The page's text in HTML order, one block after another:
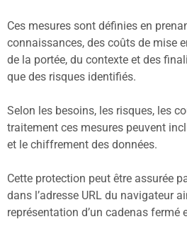
Ces mesures sont définies en
connaissances, des coûts de mise
de la portée, du contexte et des
que des risques identifiés.
Selon les besoins, les risques, les
traitement ces mesures peuvent
et le chiffrement des données.
Cette protection peut être assurée
dans l’adresse URL du navigateur
représentation d’un cadenas fermé